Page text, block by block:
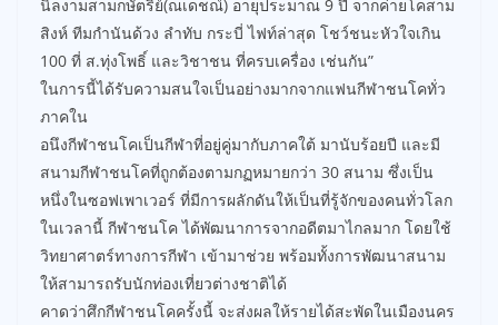
นิลงามสามกษัตริย์(ณเดชณ์) อายุประมาณ 9 ปี จากค่ายโคสาม
สิงห์ ทีมกำนันด้วง ลำทับ กระบี่ ไฟท์ล่าสุด โชว์ชนะหัวใจเกิน
100 ที่ ส.ทุ่งโพธิ์ และวิชาชน ที่ครบเครื่อง เช่นกัน”
ในการนี้ได้รับความสนใจเป็นอย่างมากจากแฟนกีฬาชนโคทั่ว
ภาคใน
อนึงกีฬาชนโคเป็นกีฬาที่อยู่คู่มากับภาคใต้ มานับร้อยปี และมี
สนามกีฬาชนโคที่ถูกต้องตามกฏหมายกว่า 30 สนาม ซึ่งเป็น
หนึ่งในซอฟเพาเวอร์ ที่มีการผลักดันให้เป็นที่รู้จักของคนทั่วโลก
ในเวลานี้ กีฬาชนโค ได้พัฒนาการจากอดีตมาไกลมาก โดยใช้
วิทยาศาตร์ทางการกีฬา เข้ามาช่วย พร้อมทั้งการพัฒนาสนาม
ให้สามารถรับนักท่องเที่ยวต่างชาติได้
คาดว่าศึกกีฬาชนโคครั้งนี้ จะส่งผลให้รายได้สะพัดในเมืองนคร